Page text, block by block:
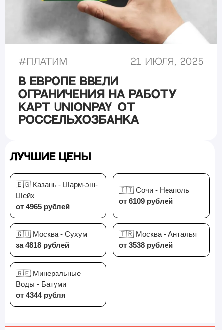
# Платим 21 июля, 2025
В Европе ввели
ограничения на работу
карт UnionPay от
Россельхозбанка
Лучшие цены
🇪🇬 Казань - Шарм-эш-
Шейх
от 4965 рублей
🇮🇹 Сочи - Неаполь
от 6109 рублей
🇬🇺 Москва - Сухум
за 4818 рублей
🇹🇷 Москва - Анталья
от 3538 рублей
🇬🇪 Минеральные
Воды - Батуми
от 4344 рубля